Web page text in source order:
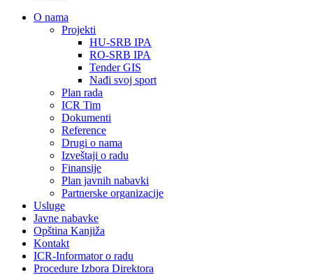
О nama
Projekti
HU-SRB IPA
RO-SRB IPA
Tender GIS
Nađi svoj sport
Plan rada
ICR Tim
Dokumenti
Reference
Drugi o nama
Izveštaji o radu
Finansije
Plan javnih nabavki
Partnerske organizacije
Usluge
Javne nabavke
Opština Kanjiža
Kontakt
ICR-Informator o radu
Procedure Izbora Direktora